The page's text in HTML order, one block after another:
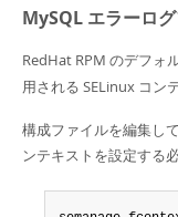
MySQL エラーロ
RedHat RPM のデフォ
用される SELinux コン
構成ファイルを編集し
ンテキストを設定する